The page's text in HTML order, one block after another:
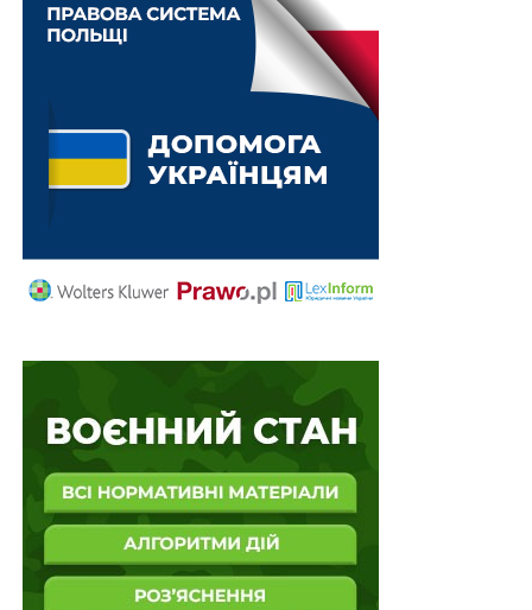
згодою сторін) договір припиняється в строк,
визначений сторонами. Анулювання такої
домовленості може мати місце лише при взаємній
згоді про це власника або уповноваженого ним
органу і працівника.
Верховний Суд зауважив, що суди не встановили, що
зазначеною підставою, наступна зміна власного
Підготував Леонід Лазебний
Повний текст рішення
Схожі статті: